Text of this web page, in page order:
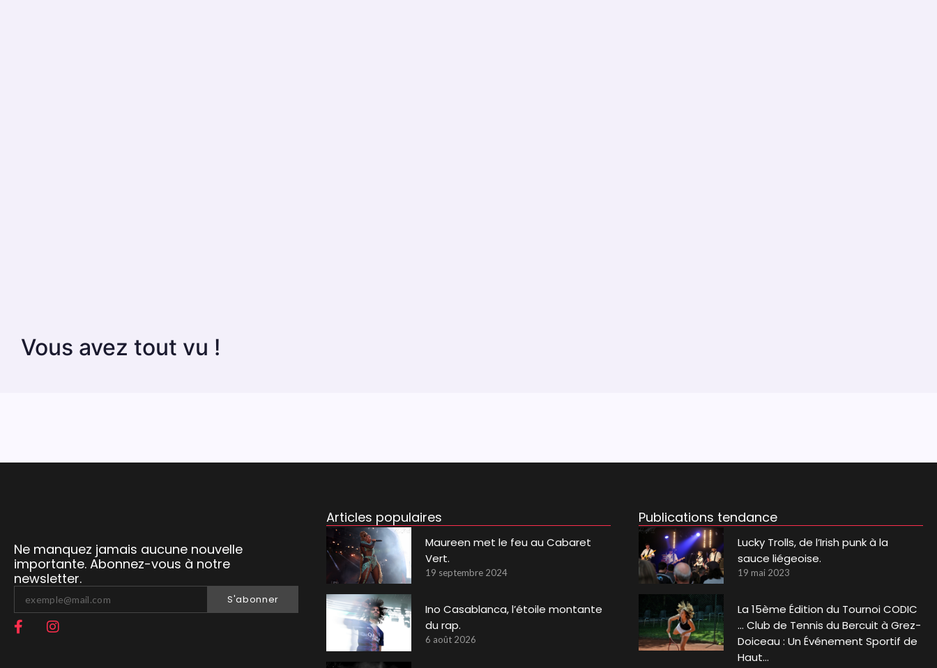
Vous avez tout vu !
Ne manquez jamais aucune nouvelle
importante. Abonnez-vous à notre
newsletter.
S'abonner
Articles populaires
Maureen met le feu au Cabaret
Vert.
19 septembre 2024
Ino Casablanca, l’étoile montante
du rap.
6 août 2026
Publications tendance
Lucky Trolls, de l’Irish punk à la
sauce liégeoise.
19 mai 2023
La 15ème Édition du Tournoi CODIC
… Club de Tennis du Bercuit à Grez-
Doiceau : Un Événement Sportif de
Haut…